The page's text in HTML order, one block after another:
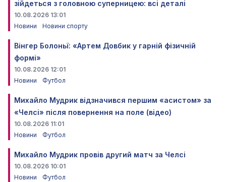
зійдеться з головною суперницею: всі деталі
10.08.2026 13:01
Новини
Новини спорту
Вінгер Болоньї: «Артем Довбик у гарній фізичній
формі»
10.08.2026 12:01
Новини
Футбол
Михайло Мудрик відзначився першим «асистом» за
«Челсі» після повернення на поле (відео)
10.08.2026 11:01
Новини
Футбол
Михайло Мудрик провів другий матч за Челсі
10.08.2026 10:01
Новини
Футбол